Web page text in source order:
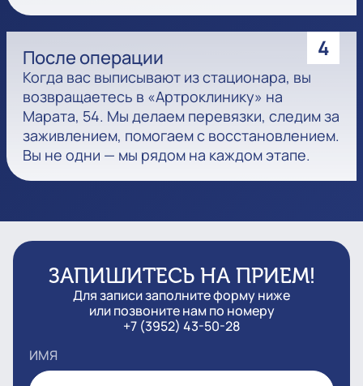
4
После операции
Когда вас выписывают из стационара, вы
возвращаетесь в «Артроклинику» на
Марата, 54. Мы делаем перевязки, следим за
заживлением, помогаем с восстановлением.
Вы не одни — мы рядом на каждом этапе.
ЗАПИШИТЕСЬ НА ПРИЕМ!
Для записи заполните форму ниже
или позвоните нам по номеру
+7 (3952) 43-50-28
ИМЯ